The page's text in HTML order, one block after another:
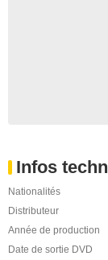
Infos
Nationalités
Distributeur
Année de production
Date de sortie DVD